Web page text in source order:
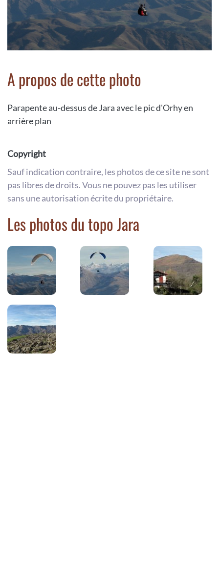
A propos de cette photo
Parapente au-dessus de Jara avec le pic d'Orhy en
arrière plan
Copyright
Sauf indication contraire, les photos de ce site ne sont
pas libres de droits. Vous ne pouvez pas les utiliser
sans une autorisation écrite du propriétaire.
Les photos du topo Jara